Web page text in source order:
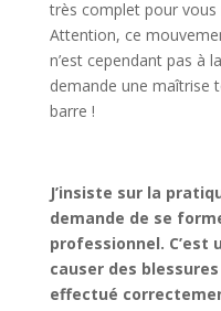
très complet pour vous
Attention, ce
n’est cependant pas à
demande une maîtrise
barre !
J’insiste sur la
demande de se
professionnel. C’est
causer des blessures
effectué